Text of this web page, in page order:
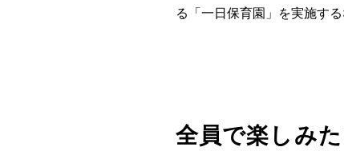
る「一日保育園」を実施する
全員で楽しみ